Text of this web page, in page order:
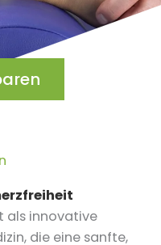
als innovative
die eine sanfte,